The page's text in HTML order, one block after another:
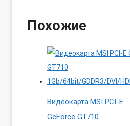
Похожие
Видеокарта MSI PCI-E
GeForce GT710